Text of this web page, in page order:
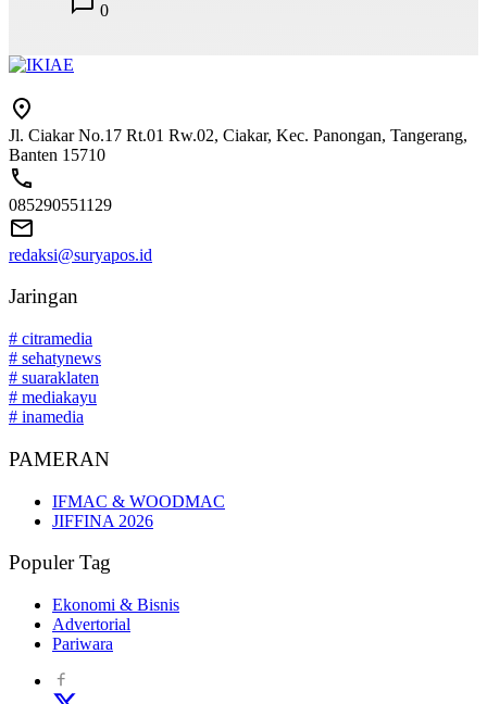
0
Jl. Ciakar No.17 Rt.01 Rw.02, Ciakar, Kec. Panongan, Tangerang,
Banten 15710
085290551129
redaksi@suryapos.id
Jaringan
# citramedia
# sehatynews
# suaraklaten
# mediakayu
# inamedia
PAMERAN
IFMAC & WOODMAC
JIFFINA 2026
Populer Tag
Ekonomi & Bisnis
Advertorial
Pariwara